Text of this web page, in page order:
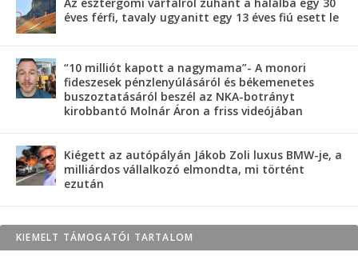
éves férfi, tavaly ugyanitt egy 13 éves fiú esett le
“10 milliót kapott a nagymama”- A monori
fideszesek pénzlenyúlásáról és békemenetes
buszoztatásáról beszél az NKA-botrányt
kirobbantó Molnár Áron a friss videójában
Kiégett az autópályán Jákob Zoli luxus BMW-je, a
milliárdos vállalkozó elmondta, mi történt
ezután
KIEMELT TÁMOGATÓI TARTALOM